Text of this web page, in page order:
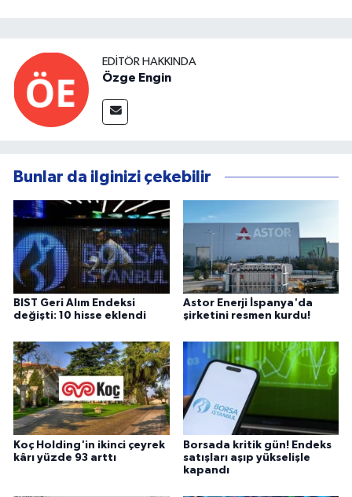
EDITÖR HAKKINDA
Özge Engin
Bunlar da ilginizi çekebilir
BIST Geri Alım Endeksi
değişti: 10 hisse eklendi
Astor Enerji İspanya'da
şirketini resmen kurdu!
Koç Holding'in ikinci çeyrek
kârı yüzde 93 arttı
Borsada kritik gün! Endeks
satışları aşıp yükselişle
kapandı